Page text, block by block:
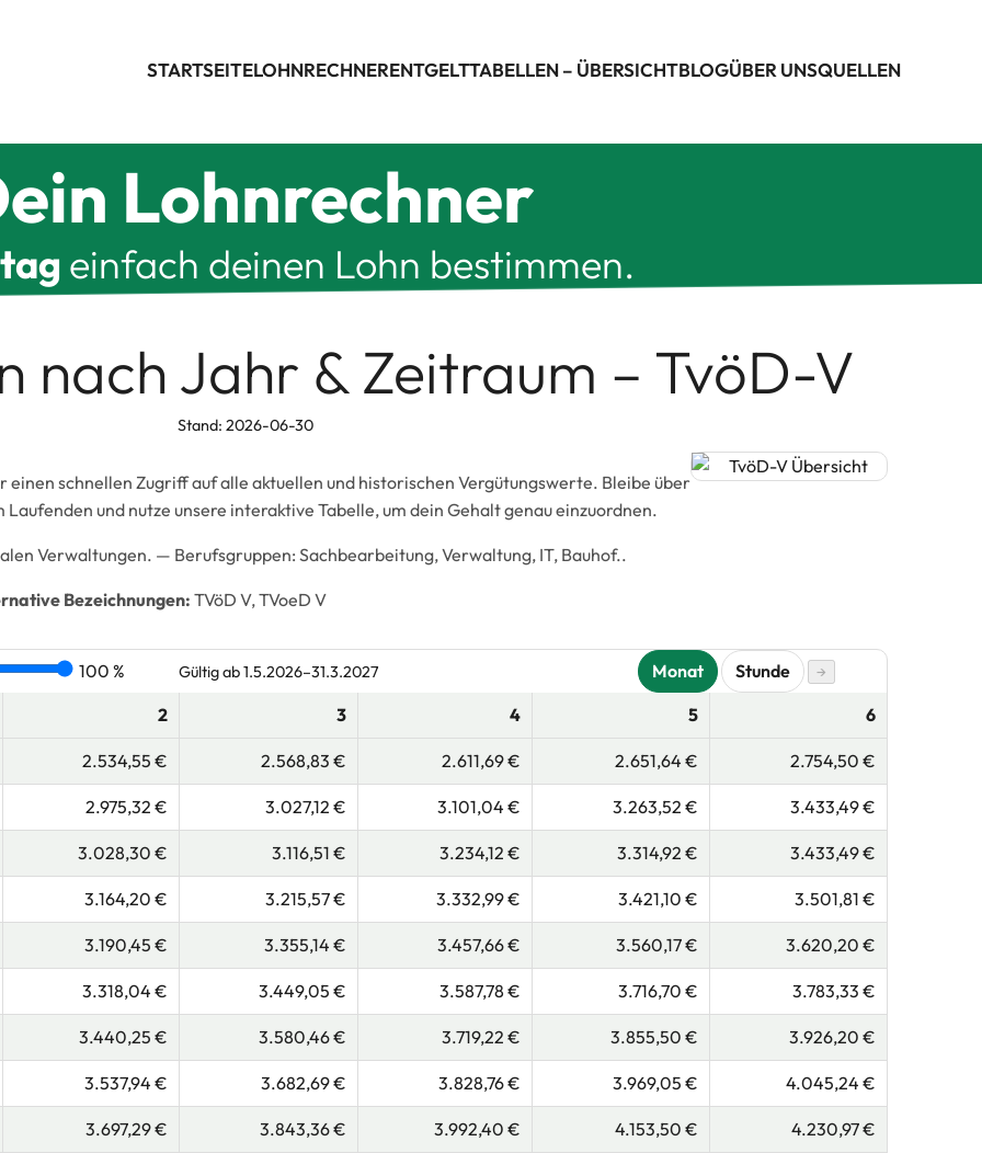
STARTSEITELOHNRECHNERENTGELTTABELLEN – ÜBERSICHTBLOGÜBER UNSQUELLEN
Lohnrechner
einfach deinen Lohn bestimmen.
nach Jahr & Zeitraum – TvöD-V
Stand: 2026-06-30
einen schnellen Zugriff auf alle aktuellen und historischen Vergütungswerte. Bleibe über
und nutze unsere interaktive Tabelle, um dein Gehalt genau einzuordnen.
Verwaltungen. — Berufsgruppen: Sachbearbeitung, Verwaltung, IT, Bauhof..
Bezeichnungen: TVöD V, TVoeD V
100 % Gültig ab 1.5.2026–31.3.2027 Monat Stunde →
2 3 4 5 6
2.534,55 € 2.568,83 € 2.611,69 € 2.651,64 € 2.754,50 €
2.975,32 € 3.027,12 € 3.101,04 € 3.263,52 € 3.433,49 €
3.028,30 € 3.116,51 € 3.234,12 € 3.314,92 € 3.433,49 €
3.164,20 € 3.215,57 € 3.332,99 € 3.421,10 € 3.501,81 €
3.190,45 € 3.355,14 € 3.457,66 € 3.560,17 € 3.620,20 €
3.318,04 € 3.449,05 € 3.587,78 € 3.716,70 € 3.783,33 €
3.440,25 € 3.580,46 € 3.719,22 € 3.855,50 € 3.926,20 €
3.537,94 € 3.682,69 € 3.828,76 € 3.969,05 € 4.045,24 €
3.697,29 € 3.843,36 € 3.992,40 € 4.153,50 € 4.230,97 €